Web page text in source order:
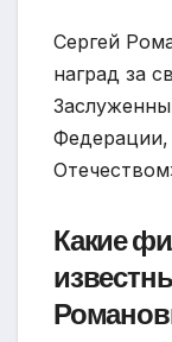
Сергей
наград за
Федерации,
Какие